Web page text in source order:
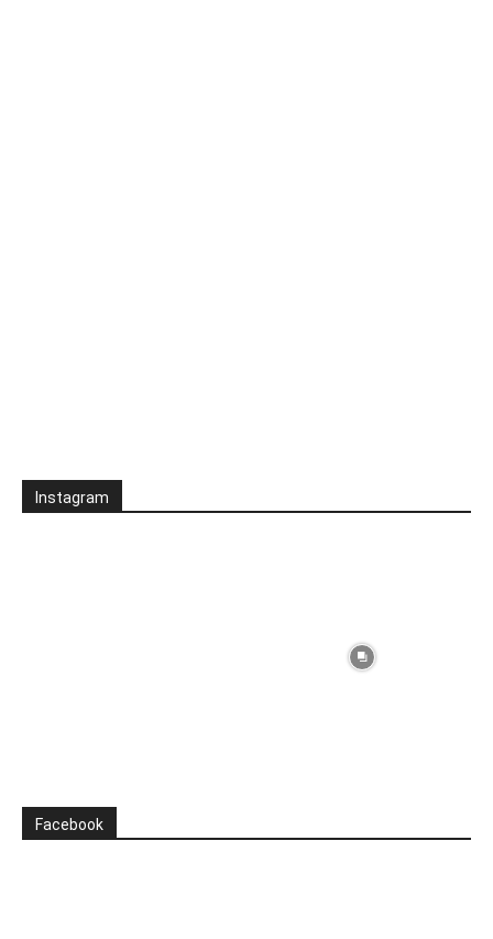
Instagram
Facebook